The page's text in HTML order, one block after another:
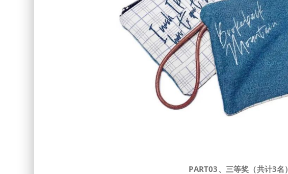
PART03、 三等奖（共计3名）